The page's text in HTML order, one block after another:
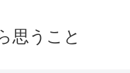
思うこと